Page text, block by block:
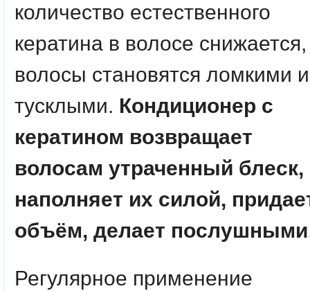
количество естественного
кератина в волосе снижается,
волосы становятся ломкими и
тусклыми. Кондиционер с
кератином возвращает
волосам утраченный блеск,
наполняет их силой,
объём, делает послушными
Регулярное применение